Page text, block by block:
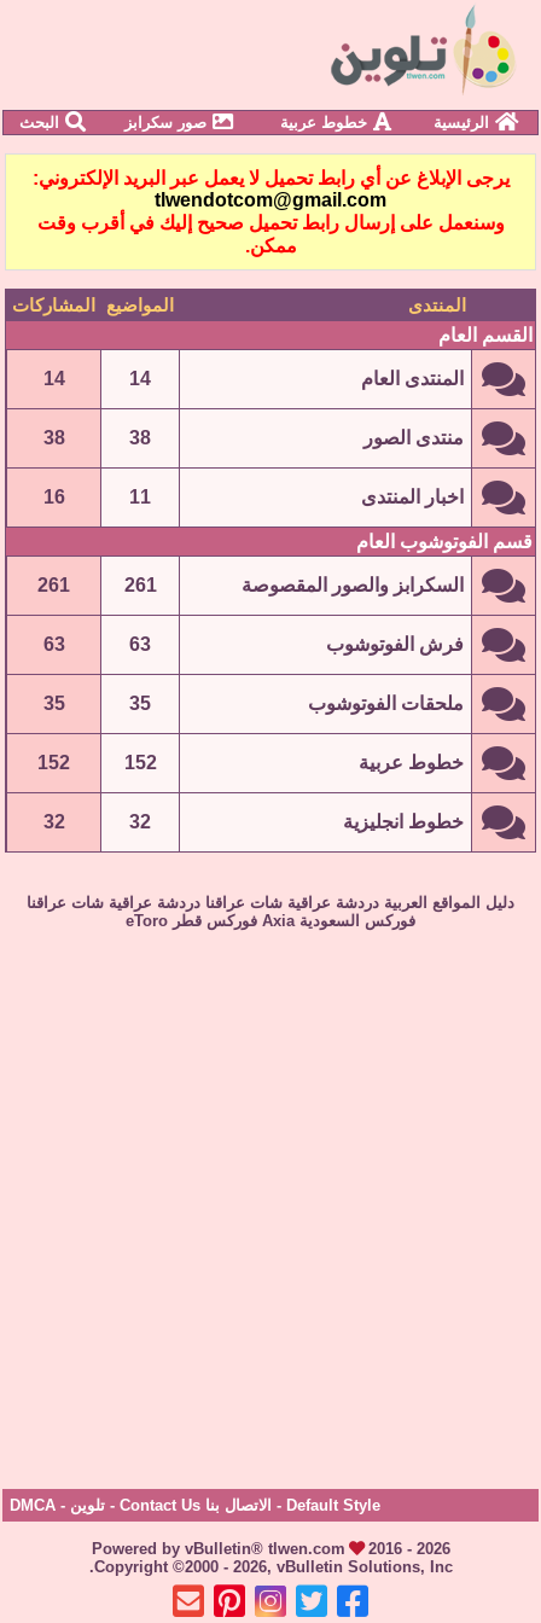
الرئيسية خطوط عربية صور سكرابز البحث
يرجى الإبلاغ عن أي رابط تحميل لا يعمل عبر البريد الإلكتروني:
tlwendotcom@gmail.com
وسنعمل على إرسال رابط تحميل صحيح إليك في أقرب وقت
ممكن.
المنتدى المواضيع المشاركات
القسم العام
المنتدى العام 14
14
منتدى الصور 38
38
اخبار المنتدى 11
16
قسم الفوتوشوب العام
السكرابز والصور المقصوصة 261
261
فرش الفوتوشوب 63
63
ملحقات الفوتوشوب 35
35
خطوط عربية 152
152
خطوط انجليزية 32
32
دليل المواقع العربية دردشة عراقية شات عراقنا دردشة عراقية شات عراقنا
فوركس السعودية Axia فوركس قطر eToro
Default Style
- الاتصال بنا Contact Us - تلوين -
DMCA
Powered by vBulletin® tlwen.com
2016 - 2026
Copyright ©2000 - 2026, vBulletin Solutions, Inc.